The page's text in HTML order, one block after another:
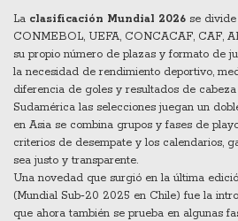
La clasificación Mundial 2026 se
CONMEBOL, UEFA, CONCACAF, CAF,
su propio número de plazas y formato de
la necesidad derendimiento deportivo,
diferencia de goles y resultados de
Sudamérica las selecciones juegan un
en Asia se combina grupos y fases de
criterios de desempate y los calendarios,
sea justo y transparente.
Una novedad que surgió en la última
(Mundial Sub‑20 2025 en Chile) fue la
que ahora también se prueba en algunas